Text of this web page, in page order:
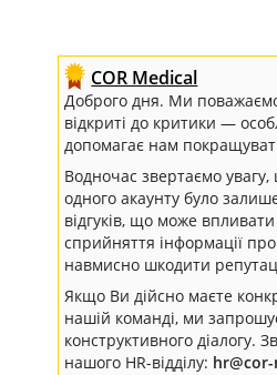
COR Medical
Доброго дня. Ми
відкриті до критики —
допомагає нам
Водночас звертаємо
одного акаунту було
відгуків, що може впливати
сприйняття інформації
навмисно шкодити
Якщо Ви дійсно маєте
нашій команді, ми
конструктивного діалогу.
нашого HR-відділу: